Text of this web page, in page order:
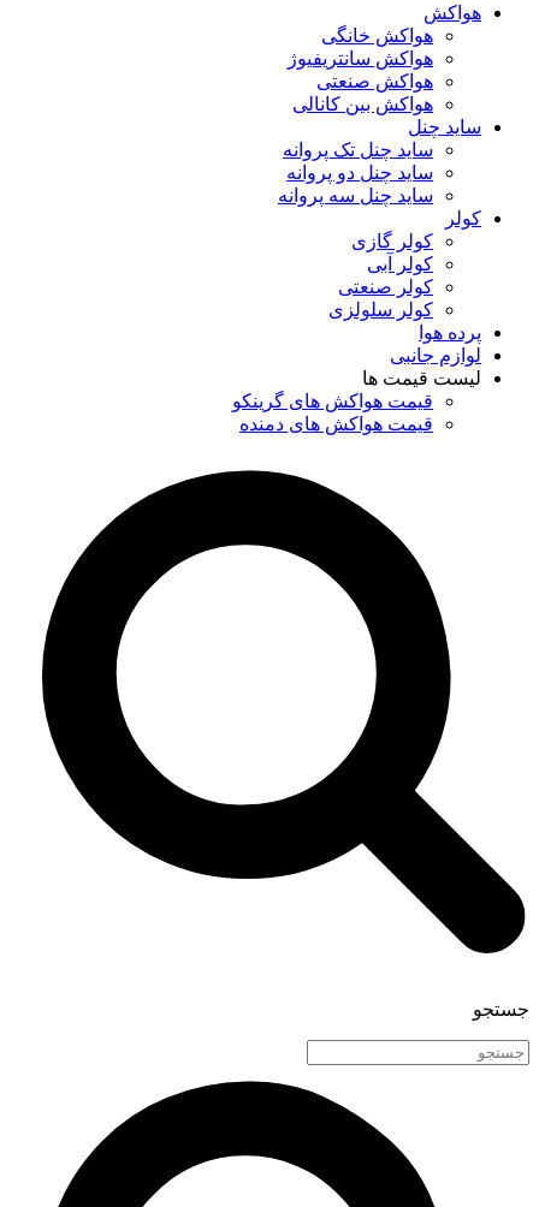
هواکش
هواکش خانگی
هواکش سانتریفیوژ
هواکش صنعتی
هواکش بین کانالی
ساید چنل
ساید چنل تک پروانه
ساید چنل دو پروانه
ساید چنل سه پروانه
کولر
کولر گازی
کولر آبی
کولر صنعتی
کولر سلولزی
پرده هوا
لوازم جانبی
لیست قیمت ها
قیمت هواکش های گرینکو
قیمت هواکش های دمنده
جستجو